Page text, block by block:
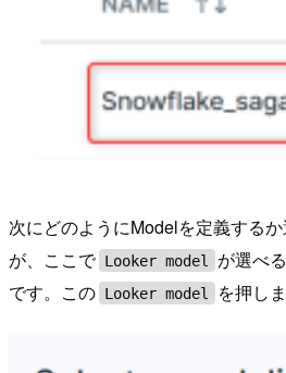
次にどのようにModelを定義する
が、ここで Looker model
が選べ
です。この Looker model を押しま